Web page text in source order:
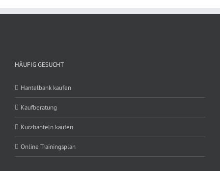
HÄUFIG GESUCHT
Hantelbank kaufen
Kaufberatung
Kurzhanteln kaufen
Online Trainingsplan